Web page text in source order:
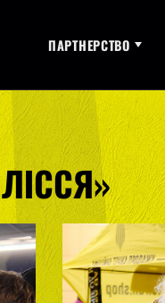
ПАРТНЕРСТВО